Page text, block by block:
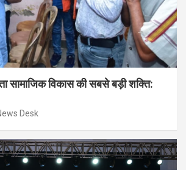
सामाजिक विकास की सबसे बड़ी शक्ति:
Desk